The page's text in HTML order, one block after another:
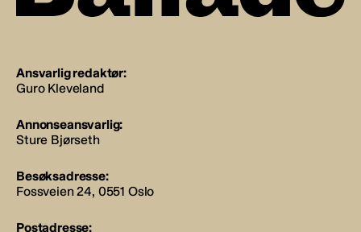
Ansvarlig redaktør:
Guro Kleveland
Annonseansvarlig:
Sture Bjørseth
Besøksadresse:
Fossveien 24, 0551 Oslo
Postadresse: